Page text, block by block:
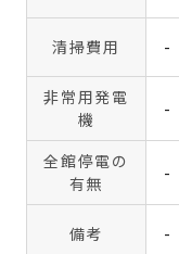
清掃費用 -
非常用発電
機
-
全館停電の
有無
-
備考 -